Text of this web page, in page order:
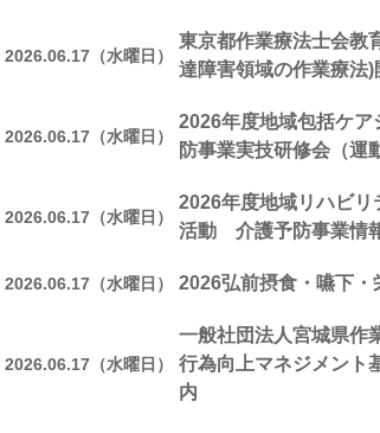
2026.06.17（水曜日）
東京都作業療法士会
達障害領域の作業療法
2026.06.17（水曜日）
2026年度地域包括ケ
防事業実技研修会（運
2026.06.17（水曜日）
2026年度地域リハビ
活動 介護予防事業情
2026.06.17（水曜日） 2026弘前摂食・嚥下
2026.06.17（水曜日）
一般社団法人宮城県作
行為向上マネジメント
内